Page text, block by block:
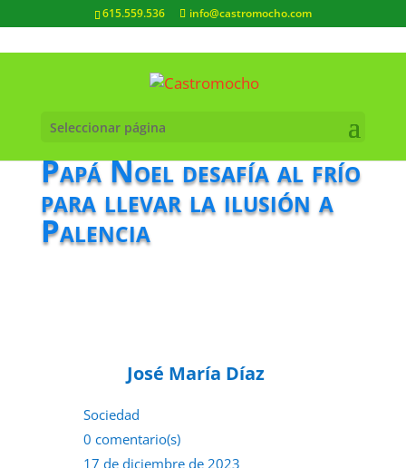
615.559.536 info@castromocho.com
Seleccionar página
Papá Noel desafía al frío
para llevar la ilusión a
Palencia
José María Díaz
Sociedad
0 comentario(s)
17 de diciembre de 2023